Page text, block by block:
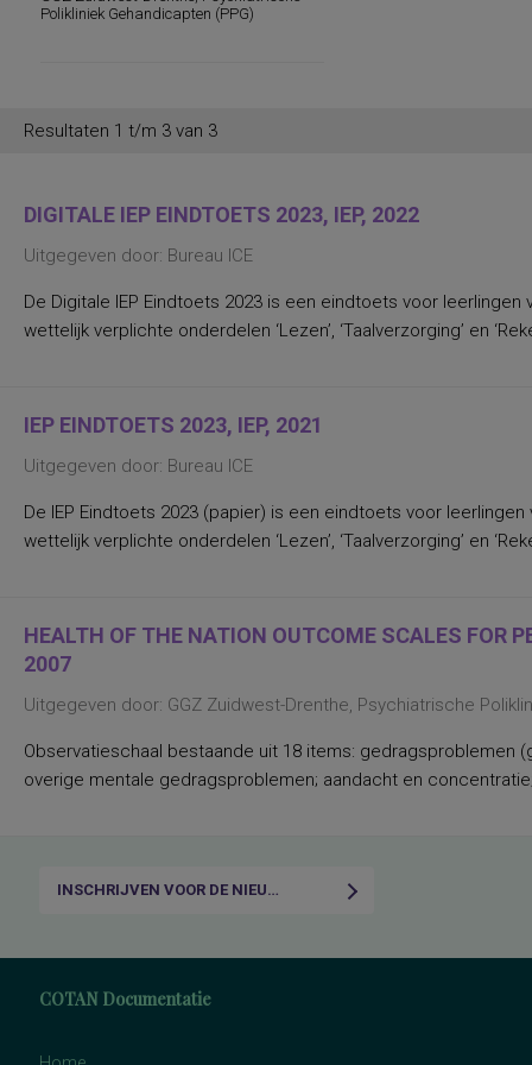
en karakter
posttraumatische stressstoornis
rekenen en wiskunde
rekenen, deelvaardigheden van
sociaal-emotioneel functioneren en
betrokkenheid bij school
interpersoonlijk gedrag
spanningsbehoefte
taal- en communicatieproblemen
toestandsangst en angstdispositie
woordenschat, Engels leesvaardigheid,
Engels woordenschat, Rekenen/Wiskunde
en Taalverzorging
kwaliteit van gezinsfunctioneren
taal- en rekenvaardigheden
drijfveren en talenten
leervorderingen op het gebied van taal en
(inter)persoonlijke waarden,
(verbale) geheugenfuncties
aandachtsproblemen
aanpassingsmoeilijkheden, stress,
algemeen (on)welbevinden
Polikliniek Gehandicapten (PPG)
Resultaten 1 t/m 3 van 3
DIGITALE IEP EINDTOETS 2023, IEP, 2022
Uitgegeven door: Bureau ICE
De Digitale IEP Eindtoets 2023 is een eindtoets voor
wettelijk verplichte onderdelen ‘Lezen’, ‘Taalverzorging’ en
IEP EINDTOETS 2023, IEP, 2021
Uitgegeven door: Bureau ICE
De IEP Eindtoets 2023 (papier) is een eindtoets voor
wettelijk verplichte onderdelen ‘Lezen’, ‘Taalverzorging’ en
HEALTH OF THE NATION OUTCOME SCALES FOR
2007
Uitgegeven door: GGZ Zuidwest-Drenthe, Psychiatrische
Observatieschaal bestaande uit 18 items:
overige mentale gedragsproblemen; aandacht en
INSCHRIJVEN VOOR DE NIEUWSBRIEF
COTAN Documentatie